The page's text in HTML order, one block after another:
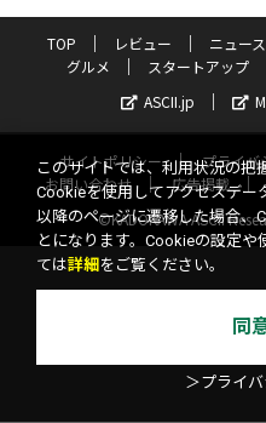
TOP レビュー ニュース
グルメ
スタートアップ
ASCII.jp
サイトポリシー プライバ
お問い合わせ
広告掲載
©KADOKAWA ASCII
このサイトでは、利用状況の把
Cookieを使用してアクセスデー
以降のページに遷移した場合、
とになります。Cookieの設定
ては詳細 をご覧ください。
同
＞プライ